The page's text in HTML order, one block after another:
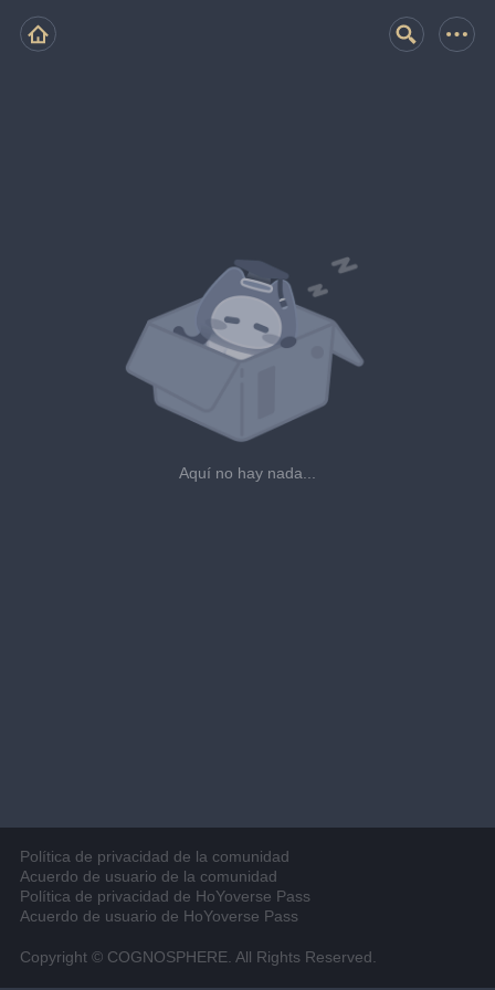
Aquí no hay nada...
Política de privacidad de la comunidad
Acuerdo de usuario de la comunidad
Política de privacidad de HoYoverse Pass
Acuerdo de usuario de HoYoverse Pass
Copyright © COGNOSPHERE. All Rights Reserved.